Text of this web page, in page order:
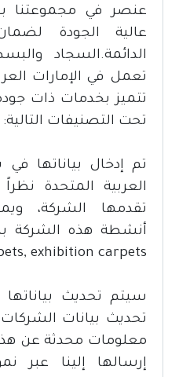
عنصر في مجموعتنا
عالية الجودة
الدائمة.السجاد
تعمل في الإمارات
تتميز بخدمات ذات
تحت التصنيفات التالية:
تم إدخال بياناتها
العربية المتحدة
تقدمها الشركة،
exhibition carpets.
سيتم تحديث
تحديث بيانات
معلومات محدثة عن
إرسالها إلينا عبر